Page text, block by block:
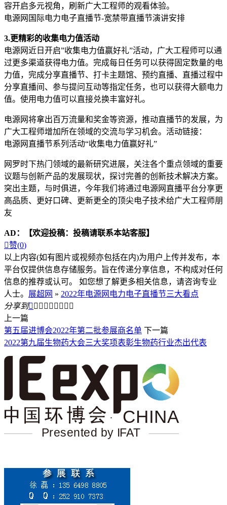
容开启多元视角，刷新广大工程师的观看体验。
电源网国际电力电子直播节-宽禁带直播节演讲安排
3.更精彩的收集电力值活动
电源网近日开启”收集电力值赢好礼”活动，广大工程师可以通
过更多渠道获得电力值。完成每日任务可以获得固定数量的电
力值，完成分享直播节、打卡主题馆、预约直播、直播过程中
分享直播间、参与提问互动等指定任务，也可以获得大额电力
值。使用电力值可以直接兑换丰富好礼。
电源网将拿出百万流量和奖金等资源，推动直播节的发展，为
广大工程师增加所在领域的交流与学习机会。活动链接：
电源网直播节系列活动“收集电力值赢好礼”
网罗时下热门领域的最新研究进展，关注各个重点领域的重要
议题与创新产品的发展现状，探讨完善的创新技术解决方案。
突出主题，与时俱进，今年我们将通过电源网直播平台分享更
高品质、更好口碑、更新更全的顶尖电子技术给广大工程师朋
友
AD：
【欢迎投稿：投稿请联系本站客服】
赞(0)
以上内容(如有图片或视频亦包括在内)为用户上传并发布，本
平台仅提供信息存储服务。旨在传递分享信息，不构成对任何
信息的推荐或认可。 如您想了解更多相关信息，请咨询专业
人士。 展超网 » 2022年电源网电力电子直播节三大看点
分享到        
上一篇
第五届进博会2022年第二批参展商名单 下一篇
2022第九届生物药大会三大奖项表彰生物药行业杰出代表